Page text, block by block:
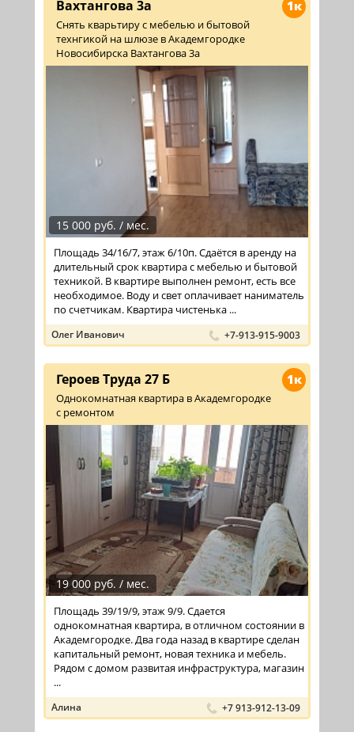
1к
Вахтангова 3а
Снять кварьтиру с мебелью и бытовой
технгикой на шлюзе в Академгородке
Новосибирска Вахтангова 3а
15 000 руб. / мес.
Площадь 34/16/7, этаж 6/10п. Сдаётся в аренду на
длительный срок квартира с мебелью и бытовой
техникой. В квартире выполнен ремонт, есть все
необходимое. Воду и свет оплачивает наниматель
по счетчикам. Квартира чистенька ...
Олег Иванович +7-913-915-9003
1к
Героев Труда 27 Б
Однокомнатная квартира в Академгородке
с ремонтом
19 000 руб. / мес.
Площадь 39/19/9, этаж 9/9. Сдается
однокомнатная квартира, в отличном состоянии в
Академгородке. Два года назад в квартире сделан
капитальный ремонт, новая техника и мебель.
Рядом с домом развитая инфраструктура, магазин
...
Алина +7 913-912-13-09